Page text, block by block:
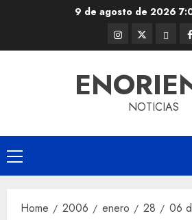
9 de agosto de 2026
Instagram
@EnOriente
Twitter
(X)
NOTICIAS
Primary
Menu
Home 2006 enero 28 06